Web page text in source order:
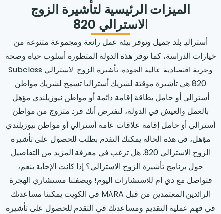
الميزات الرئيسية لتأشيرة الزوج
الاسترالي 820
أستراليا بلد جميل وتوفر بيئة عمل رائعة ومجموعة متنوعة من
خيارات الدراسة، كما توفر هذه الدولة المتطورة أسلوب حياة وصحة
وحرية اقتصادية عالية الجودة. تأشيرة الزوج الاسترالي Subclass
820 هي تأشيرة مؤقتة لشريك أستراليا تسمح لشريك مواطن
أسترالي أو حامل بطاقة إقامة دائمة أو مواطن نيوزيلندي مؤهل
بالعمل والعيش في الدولة، لنفترض أنك فرد متزوج من مواطن
أسترالي أو حامل إقامة علاقات عامة أسترالي أو مواطن نيوزيلندي
مؤهل، في هذه الحالة يمكنك التقدم بطلب للحصول على تأشيرة
الزوج الاسترالي 820. هل ترغب في معرفة المزيد من التفاصيل
حول برنامج تأشيرة الزوج الاسترالي؟ إذا كانت الإجابة بنعم،
فتواصل مع دي ام للاستشارات اليوم! وبصفتنا مستشاري الهجرة
الرائدين المعتمدين من قبل MARA في الكويت يمكننا مساعدتك
في فهم عملية التقديم ومساعدتك في التقدم للحصول على تأشيرة